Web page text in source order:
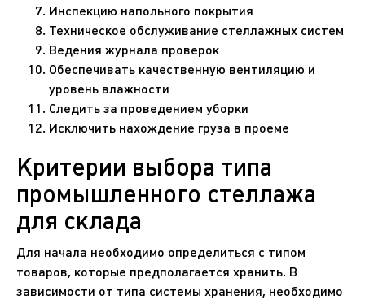
Инспекцию напольного покрытия
Техническое обслуживание стеллажных систем
Ведения журнала проверок
Обеспечивать качественную вентиляцию и
уровень влажности
Следить за проведением уборки
Исключить нахождение груза в проеме
Критерии выбора типа
промышленного стеллажа
для склада
Для начала необходимо определиться с типом
товаров, которые предполагается хранить. В
зависимости от типа системы хранения, необходимо